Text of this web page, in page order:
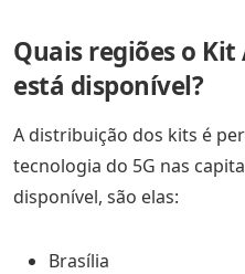
Quais regiões o
está disponível?
A distribuição dos kits é
tecnologia do 5G nas
disponível, são elas:
Brasília